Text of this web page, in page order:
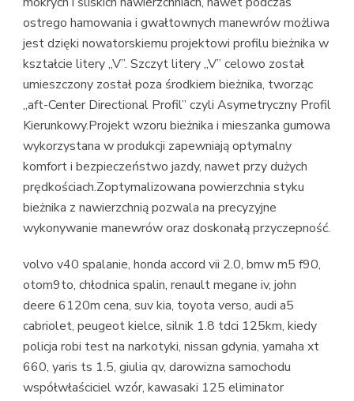
ostrego hamowania i gwałtownych manewrów możliwa
jest dzięki nowatorskiemu projektowi profilu bieżnika w
kształcie litery „V”. Szczyt litery „V” celowo został
umieszczony został poza środkiem bieżnika, tworząc
„aft-Center Directional Profil” czyli Asymetryczny Profil
Kierunkowy.Projekt wzoru bieżnika i mieszanka gumowa
wykorzystana w produkcji zapewniają optymalny
komfort i bezpieczeństwo jazdy, nawet przy dużych
prędkościach.Zoptymalizowana powierzchnia styku
bieżnika z nawierzchnią pozwala na precyzyjne
wykonywanie manewrów oraz doskonałą przyczepność.
volvo v40 spalanie, honda accord vii 2.0, bmw m5 f90,
otom9to, chłodnica spalin, renault megane iv, john
deere 6120m cena, suv kia, toyota verso, audi a5
cabriolet, peugeot kielce, silnik 1.8 tdci 125km, kiedy
policja robi test na narkotyki, nissan gdynia, yamaha xt
660, yaris ts 1.5, giulia qv, darowizna samochodu
współwłaściciel wzór, kawasaki 125 eliminator